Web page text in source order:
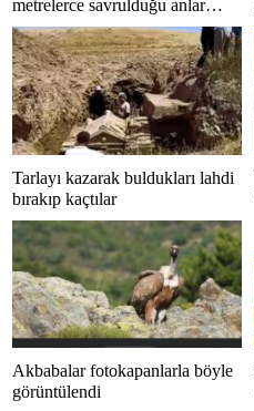
metrelerce savrulduğu anlar
güvenlik kamerasında
Tarlayı kazarak buldukları lahdi
bırakıp kaçtılar
Akbabalar fotokapanlarla böyle
görüntülendi